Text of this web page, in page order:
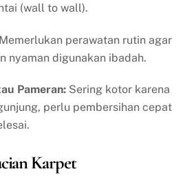
(wall to wall).
Memerlukan perawatan rutin agar
nyaman digunakan ibadah.
Pameran: Sering kotor karena
perlu pembersihan cepat
Karpet